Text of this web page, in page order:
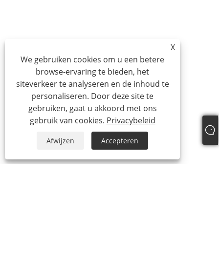
X
We gebruiken cookies om u een betere
browse-ervaring te bieden, het
siteverkeer te analyseren en de inhoud te
personaliseren. Door deze site te
gebruiken, gaat u akkoord met ons
gebruik van cookies. Privacybeleid
Afwijzen Accepteren